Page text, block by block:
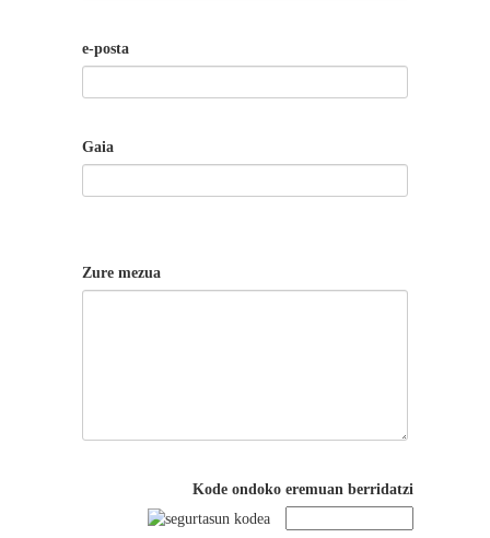
e-posta
Gaia
Zure mezua
Kode ondoko eremuan berridatzi